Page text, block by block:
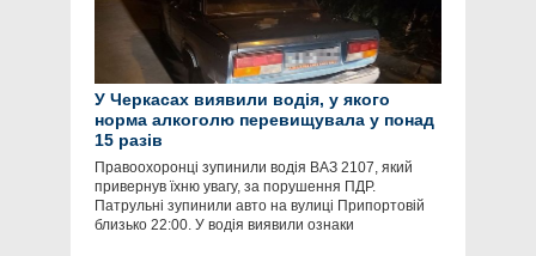
У Черкасах виявили водія, у якого
норма алкоголю перевищувала у понад
15 разів
Правоохоронці зупинили водія ВАЗ 2107, який
привернув їхню увагу, за порушення ПДР.
Патрульні зупинили авто на вулиці Припортовій
близько 22:00. У водія виявили ознаки